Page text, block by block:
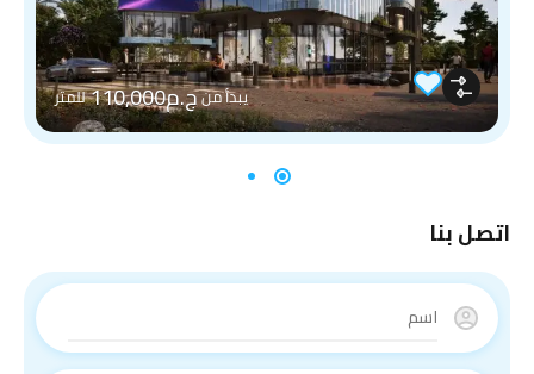
يبدأ منج.م110,000 للمتر
اتصل بنا